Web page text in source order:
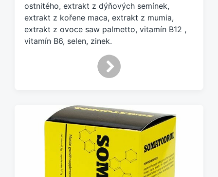
ostnitého, extrakt z dýňových semínek,
extrakt z kořene maca, extrakt z mumia,
extrakt z ovoce saw palmetto, vitamín B12 ,
vitamín B6, selen, zinek.